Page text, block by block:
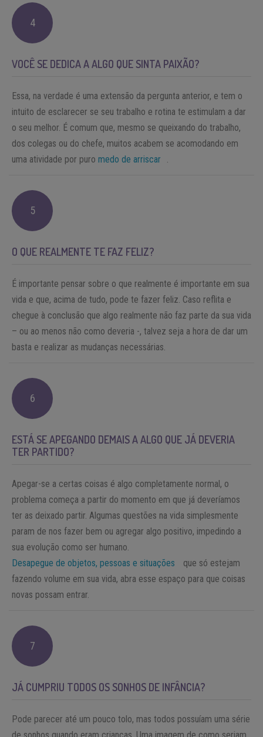
4
VOCÊ SE DEDICA A ALGO QUE SINTA PAIXÃO?
Essa, na verdade é uma extensão da pergunta anterior, e tem o
intuito de esclarecer se seu trabalho e rotina te estimulam a dar
o seu melhor. É comum que, mesmo se queixando do trabalho,
dos colegas ou do chefe, muitos acabem se acomodando em
uma atividade por puro medo de arriscar
5
O QUE REALMENTE TE FAZ FELIZ?
É importante pensar sobre o que realmente é importante em sua
vida e que, acima de tudo, pode te fazer feliz. Caso reflita e
chegue à conclusão que algo realmente não faz parte da sua vida
– ou ao menos não como deveria -, talvez seja a hora de dar um
basta e realizar as mudanças necessárias.
6
ESTÁ SE APEGANDO DEMAIS A ALGO QUE JÁ DEVERIA
TER PARTIDO?
Apegar-se a certas coisas é algo completamente normal, o
problema começa a partir do momento em que já deveríamos
ter as deixado partir. Algumas questões na vida simplesmente
param de nos fazer bem ou agregar algo positivo, impedindo a
sua evolução como ser humano.
Desapegue de objetos, pessoas e situações
que só estejam
fazendo volume em sua vida, abra esse espaço para que coisas
novas possam entrar.
7
JÁ CUMPRIU TODOS OS SONHOS DE INFÂNCIA?
Pode parecer até um pouco tolo, mas todos possuíam uma série
de sonhos quando eram crianças. Uma imagem de como seriam